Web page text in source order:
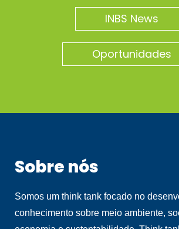
INBS News
Oportunidades
Sobre nós
Somos um think tank focado no
conhecimento sobre meio ambiente,